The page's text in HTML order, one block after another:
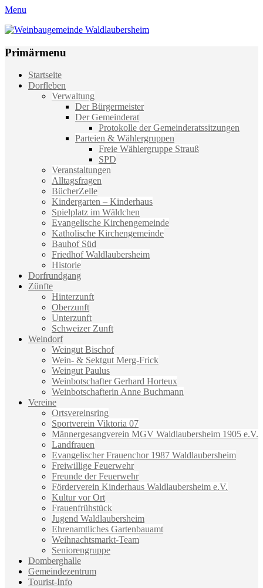
Menu
Weinbaugemeinde Waldlaubersheim
Primärmenu
Weiter
zum
Startseite
Dorfleben
Verwaltung
Der Bürgermeister
Der Gemeinderat
Protokolle der Gemeinderatssitzungen
Parteien & Wählergruppen
Freie Wählergruppe Strauß
SPD
Veranstaltungen
Alltagsfragen
BücherZelle
Kindergarten – Kinderhaus
Spielplatz im Wäldchen
Evangelische Kirchengemeinde
Katholische Kirchengemeinde
Bauhof Süd
Friedhof Waldlaubersheim
Historie
Dorfrundgang
Zünfte
Hinterzunft
Oberzunft
Unterzunft
Schweizer Zunft
Weindorf
Weingut Bischof
Wein- & Sektgut Merg-Frick
Weingut Paulus
Weinbotschafter Gerhard Horteux
Weinbotschafterin Anne Buchmann
Vereine
Ortsvereinsring
Sportverein Viktoria 07
Männergesangverein MGV Waldlaubersheim 1905 e.V.
Landfrauen
Evangelischer Frauenchor 1987 Waldlaubersheim
Freiwillige Feuerwehr
Freunde der Feuerwehr
Förderverein Kinderhaus Waldlaubersheim e.V.
Kultur vor Ort
Frauenfrühstück
Jugend Waldlaubersheim
Ehrenamtliches Gartenbauamt
Weihnachtsmarkt-Team
Seniorengruppe
Domberghalle
Gemeindezentrum
Tourist-Info